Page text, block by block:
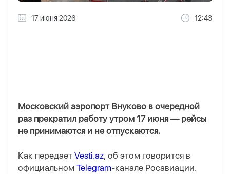
17 июня 2026 12:43
Московский аэропорт Внуково в очередной
раз прекратил работу утром 17 июня — рейсы
не принимаются и не отпускаются.
Как передает Vesti.az, об этом говорится в
официальном Telegram-канале Росавиации.